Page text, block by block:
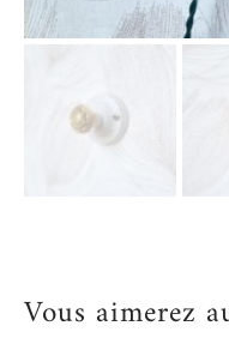
Vous aimerez